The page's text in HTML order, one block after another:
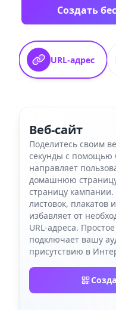
Создать
URL-адрес
Веб-сайт
Поделитесь своим
секунды с помощью
направляет
домашнюю
страницу
листовок, плакатов
избавляет от
URL-адреса.
подключает вашу
присутствию в